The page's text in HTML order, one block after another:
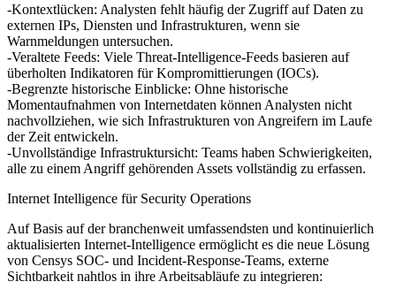
-Kontextlücken: Analysten fehlt häufig der Zugriff auf Daten zu
externen IPs, Diensten und Infrastrukturen, wenn sie
Warnmeldungen untersuchen.
-Veraltete Feeds: Viele Threat-Intelligence-Feeds basieren auf
überholten Indikatoren für Kompromittierungen (IOCs).
-Begrenzte historische Einblicke: Ohne historische
Momentaufnahmen von Internetdaten können Analysten nicht
nachvollziehen, wie sich Infrastrukturen von Angreifern im Laufe
der Zeit entwickeln.
-Unvollständige Infrastruktursicht: Teams haben Schwierigkeiten,
alle zu einem Angriff gehörenden Assets vollständig zu erfassen.
Internet Intelligence für Security Operations
Auf Basis auf der branchenweit umfassendsten und kontinuierlich
aktualisierten Internet-Intelligence ermöglicht es die neue Lösung
von Censys SOC- und Incident-Response-Teams, externe
Sichtbarkeit nahtlos in ihre Arbeitsabläufe zu integrieren: